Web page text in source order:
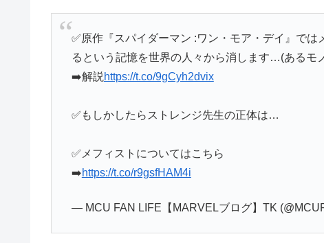
✅原作『スパイダーマン :ワン・モア・デイ』で
るという記憶を世界の人々から消します…(あるモ
➡️解説 https://t.co/9gCyh2dvix
✅もしかしたらストレンジ先生の正体は…
✅メフィストについてはこちら
➡️https://t.co/r9gsfHAM4i
— MCU FAN LIFE【MARVELブログ】TK